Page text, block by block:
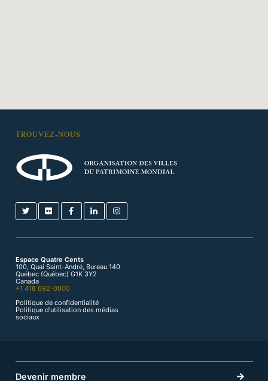
TROUVEZ-NOUS
Espace Quatre Cents
100, Quai Saint-André, Bureau 140
Québec (Québec) G1K 3Y2
Canada
+1 418 692-0000
Politique de confidentialité
Politique d’utilisation des médias
sociaux
Devenir membre